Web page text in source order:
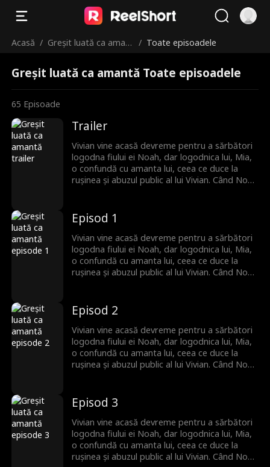
Acasă / Greșit luată ca amant
/ Toate episoadele
Greșit luată ca amantă Toate episoadele
65 Episoade
Trailer
Vivian vine acasă devreme pentru a sărbători
logodna fiului ei Noah, dar logodnica lui, Mia,
o confundă cu amanta lui, ceea ce duce la
rușinea și abuzul public al lui Vivian. Când Noah
cu orice preț!
Episod 1
Vivian vine acasă devreme pentru a sărbători
logodna fiului ei Noah, dar logodnica lui, Mia,
o confundă cu amanta lui, ceea ce duce la
rușinea și abuzul public al lui Vivian. Când Noah
cu orice preț!
Episod 2
Vivian vine acasă devreme pentru a sărbători
logodna fiului ei Noah, dar logodnica lui, Mia,
o confundă cu amanta lui, ceea ce duce la
rușinea și abuzul public al lui Vivian. Când Noah
cu orice preț!
Episod 3
Vivian vine acasă devreme pentru a sărbători
logodna fiului ei Noah, dar logodnica lui, Mia,
o confundă cu amanta lui, ceea ce duce la
rușinea și abuzul public al lui Vivian. Când Noah